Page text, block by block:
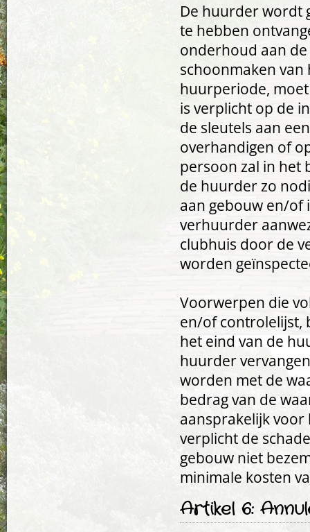
De huurder wordt
te hebben
onderhoud aan
schoonmaken van
huurperiode,
is verplicht op de
de sleutels aan
overhandigen of
persoon zal in het
de huurder zo
aan gebouw en/of
verhuurder
clubhuis door de
worden
Voorwerpen die
en/of controlelijst,
het eind van de
huurder
worden met de
bedrag van de
aansprakelijk
verplicht de
gebouw niet
minimale kosten
Artikel 6: